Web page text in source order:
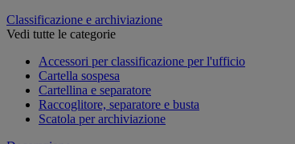
Classificazione e archiviazione
Vedi tutte le categorie
Accessori per classificazione per l'ufficio
Cartella sospesa
Cartellina e separatore
Raccoglitore, separatore e busta
Scatola per archiviazione